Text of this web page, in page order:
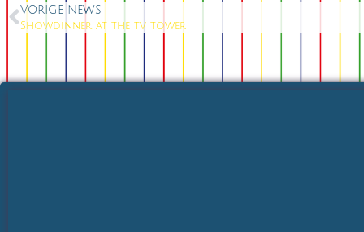
VORIGE NEWS
Showdinner at the tv tower